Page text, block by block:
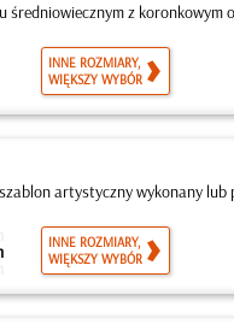
średniowiecznym z koronkowym
INNE ROZMIARY,
WIĘKSZY WYBÓR
artystyczny wykonany
INNE ROZMIARY,
WIĘKSZY WYBÓR